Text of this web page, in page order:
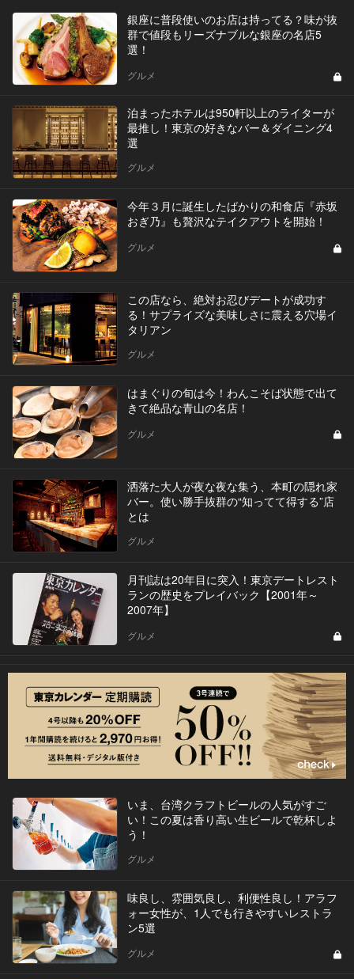
銀座に普段使いのお店は持ってる？味が抜
群で値段もリーズナブルな銀座の名店5
選！
グルメ
泊まったホテルは950軒以上のライターが
最推し！東京の好きなバー＆ダイニング4
選
グルメ
今年３月に誕生したばかりの和食店『赤坂
おぎ乃』も贅沢なテイクアウトを開始！
グルメ
この店なら、絶対お忍びデートが成功す
る！サプライズな美味しさに震える穴場イ
タリアン
グルメ
はまぐりの旬は今！わんこそば状態で出て
きて絶品な青山の名店！
グルメ
洒落た大人が夜な夜な集う、本町の隠れ家
バー。使い勝手抜群の“知ってて得する”店
とは
グルメ
月刊誌は20年目に突入！東京デートレスト
ランの歴史をプレイバック【2001年～
2007年】
グルメ
いま、台湾クラフトビールの人気がすご
い！この夏は香り高い生ビールで乾杯しよ
う！
グルメ
味良し、雰囲気良し、利便性良し！アラフ
ォー女性が、1人でも行きやすいレストラ
ン5選
グルメ